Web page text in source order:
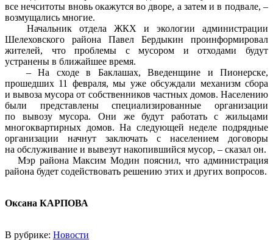
все нечситоты вновь окажутся во дворе, а затем и в подвале, –
возмущались многие.
Начальник отдела ЖКХ и экологии администрации
Шелеховского района Павел Бердыкин проинформировал
жителей, что проблемы с мусором и отходами будут
устранены в ближайшее время.
– На сходе в Баклашах, Введенщине и Пионерске,
прошедших 11 февраля, мы уже обсуждали механизм сбора
и вывоза мусора от собственников частных домов. Населению
были представлены специализированные организации
по вывозу мусора. Они же будут работать с жильцами
многоквартирных домов. На следующей неделе подрядные
организации начнут заключать с населением договоры
на обслуживание и вывезут накопившийся мусор, – сказал он.
Мэр района Максим Модин пояснил, что администрация
района будет содействовать решению этих и других вопросов.
Оксана КАРПОВА
В рубрике: Новости